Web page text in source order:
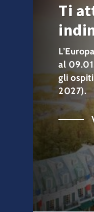
Ti
al
gli
2027).